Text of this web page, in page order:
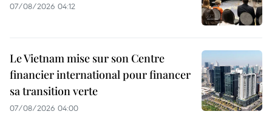
07/08/2026 04:12
Le Vietnam mise sur son Centre
financier international pour financer
sa transition verte
07/08/2026 04:00